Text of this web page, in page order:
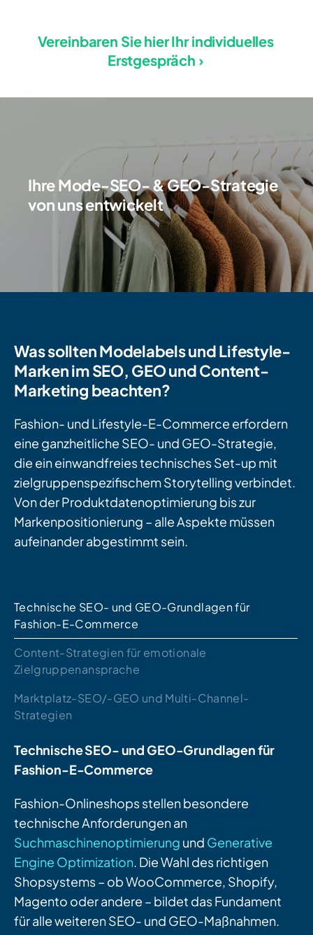
Vereinbaren Sie hier Ihr individuelles
Erstgespräch ›
Ihre Mode-SEO- & GEO-Strategie
von uns entwickelt
Was sollten Modelabels und Lifestyle-
Marken im SEO, GEO und Content-
Marketing beachten?
Fashion- und Lifestyle-E-Commerce erfordern
eine ganzheitliche SEO- und GEO-Strategie,
die ein einwandfreies technisches Set-up mit
zielgruppenspezifischem Storytelling verbindet.
Von der Produktdatenoptimierung bis zur
Markenpositionierung – alle Aspekte müssen
aufeinander abgestimmt sein.
Technische SEO- und GEO-Grundlagen für
Fashion-E-Commerce
Content-Strategien für emotionale
Zielgruppenansprache
Marktplatz-SEO/-GEO und Multi-Channel-
Strategien
Technische SEO- und GEO-Grundlagen für
Fashion-E-Commerce
Fashion-Onlineshops stellen besondere
technische Anforderungen an
Suchmaschinenoptimierung und Generative
Engine Optimization. Die Wahl des richtigen
Shopsystems – ob WooCommerce, Shopify,
Magento oder andere – bildet das Fundament
für alle weiteren SEO- und GEO-Maßnahmen.